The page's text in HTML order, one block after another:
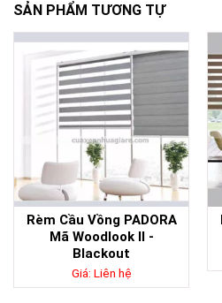
SẢN PHẨM TƯƠNG TỰ
Rèm Cầu Vồng PADORA
Mã Woodlook II -
Blackout
Giá: Liên hệ